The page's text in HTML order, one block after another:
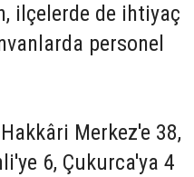
ilçelerde de ihtiyaç
personel
Merkez'e 38,
6, Çukurca'ya 4